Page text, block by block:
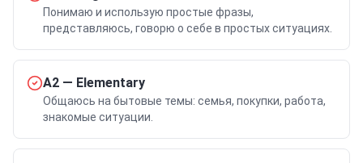
Понимаю и использую простые фразы,
представляюсь, говорю о себе в простых ситуациях.
A2 — Elementary
Общаюсь на бытовые темы: семья, покупки, работа,
знакомые ситуации.